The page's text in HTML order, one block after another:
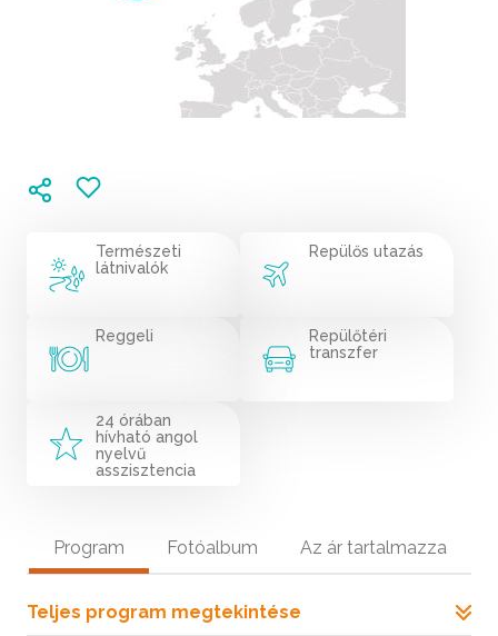
Természeti
látnivalók
Repülős utazás
Reggeli
Repülőtéri
transzfer
24 órában
hívható angol
nyelvű
asszisztencia
Program Fotóalbum Az ár tartalmazza
Teljes program megtekintése